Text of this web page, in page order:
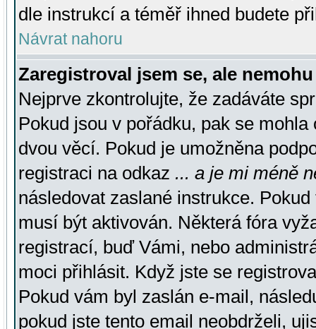
dle instrukcí a téměř ihned budete
Návrat nahoru
Zaregistroval jsem se, ale
Nejprve zkontrolujte, že zadáváte
Pokud jsou v pořádku, pak se
dvou věcí. Pokud je umožněna
registraci na odkaz ... a je mi méně
následovat zaslané instrukce.
musí být aktivován. Některá fóra
registrací, buď Vámi, nebo
moci přihlásit. Když jste se
Pokud vám byl zaslán e-mail,
pokud jste tento email neobdrželi,